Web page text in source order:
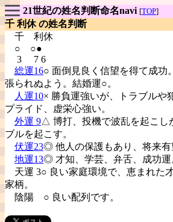
21世紀の姓名判断命名navi [TOP]
千 利休 の姓名判断
千 利休
○ ○●
3 7 6
総運16○ 面倒見良く信望を得て成功
張られぬよう。結婚運○。
人運10× 勝負運強いが、トラブルや
プライド、虚栄心強い。
外運 9△ 博打、投機で波乱を起こし
ブルを起こす。
伏運23◎ 他人の保護もあり、将来有
地運13◎ 才知、学芸、弁舌、成功運
天運 3○ 良い家庭環境で、恵まれた
家柄。
陰陽 ○ 良い配列です。